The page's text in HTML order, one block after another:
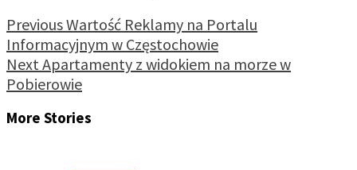
PreviousWartość Reklamy na Portalu
Informacyjnym w Częstochowie
NextApartamenty z widokiem na morze w
Pobierowie
More Stories